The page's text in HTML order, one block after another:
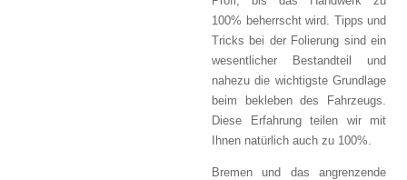
100% beherrscht wird. Tipps und
Tricks bei der Folierung sind ein
wesentlicher Bestandteil und
nahezu die wichtigste Grundlage
beim bekleben des Fahrzeugs.
Diese Erfahrung teilen wir mit
Ihnen natürlich auch zu 100%.
Bremen und das angrenzende